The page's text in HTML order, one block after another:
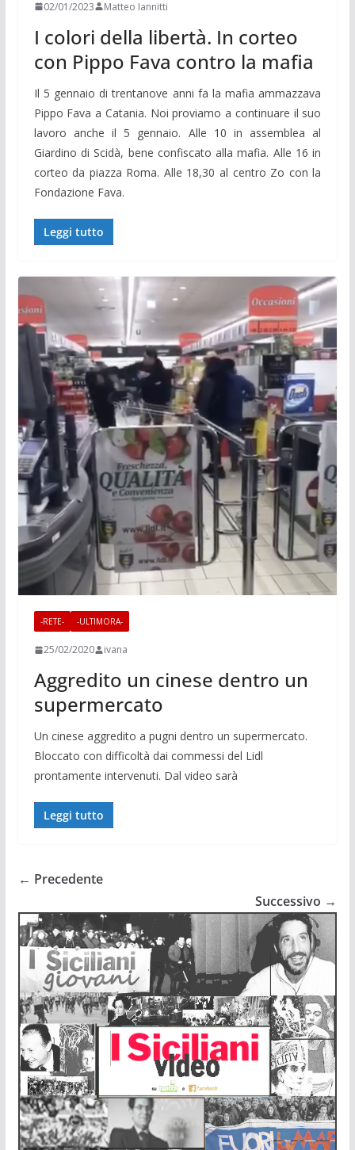
02/01/2023 Matteo Iannitti
I colori della libertà. In corteo
con Pippo Fava contro la mafia
Il 5 gennaio di trentanove anni fa la mafia ammazzava
Pippo Fava a Catania. Noi proviamo a continuare il suo
lavoro anche il 5 gennaio. Alle 10 in assemblea al
Giardino di Scidà, bene confiscato alla mafia. Alle 16 in
corteo da piazza Roma. Alle 18,30 al centro Zo con la
Fondazione Fava.
Leggi tutto
-RETE- -ULTIMORA-
25/02/2020 ivana
Aggredito un cinese dentro un
supermercato
Un cinese aggredito a pugni dentro un supermercato.
Bloccato con difficoltà dai commessi del Lidl
prontamente intervenuti. Dal video sarà
Leggi tutto
← Precedente
Successivo →